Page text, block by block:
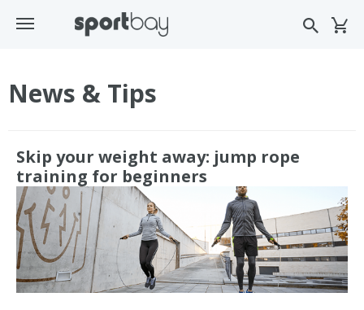
News & Tips
Skip your weight away: jump rope
training for beginners